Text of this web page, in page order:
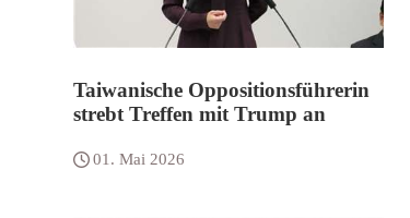
Taiwanische Oppositionsführerin
strebt Treffen mit Trump an
01. Mai 2026